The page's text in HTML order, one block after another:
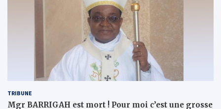
TRIBUNE
Mgr BARRIGAH est mort ! Pour moi c’est une grosse